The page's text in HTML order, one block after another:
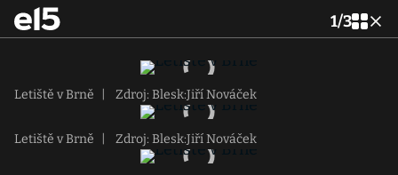
1/3
Letiště v Brně Zdroj: Blesk:Jiří Nováček
Letiště v Brně Zdroj: Blesk:Jiří Nováček